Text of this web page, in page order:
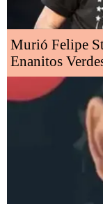
Murió Felipe
Enanitos